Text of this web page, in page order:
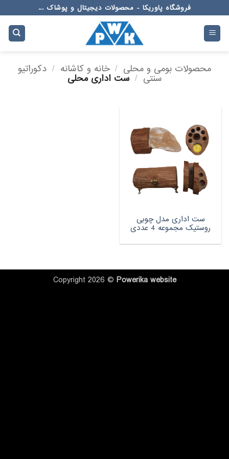
to
content
فروشگاه پاوریکا - محصولات دیجیتال و پوشاک ...
محصولات بومی و محلی / خانه و کاشانه / دکوراتیو
سنتی / ست اداری محلی
ست اداری مدل چوبی
روستیک مجموعه 4 عددی
Copyright 2026 © Powerikawebsite